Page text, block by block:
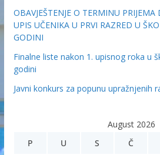
OBAVJEŠTENJE O TERMINU
UPIS UČENIKA U PRVI RAZRED U
GODINI
Finalne liste nakon 1. upisnog roka u
godini
Javni konkurs za popunu upražnjenih
August 2026
P
U S Č